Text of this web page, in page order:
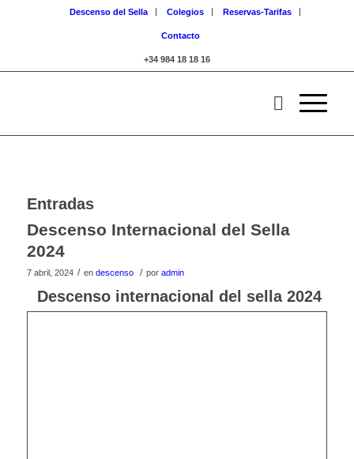
Descenso del Sella Colegios Reservas-Tarifas
Contacto
+34 984 18 18 16
Entradas
Descenso Internacional del Sella
2024
7 abril, 2024 / en descenso / por admin
Descenso internacional del sella 2024